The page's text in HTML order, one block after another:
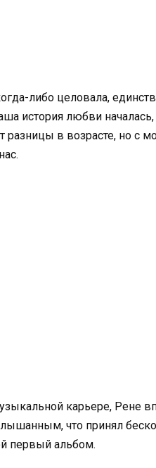
либо целовала,
история любви
в возрасте, но с
карьере, Рене
что принял
первый альбом.